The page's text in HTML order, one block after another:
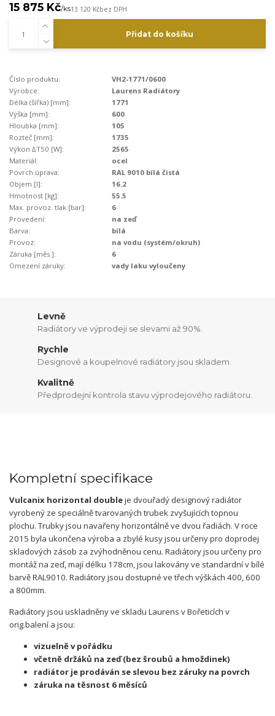
15 875 Kč/ks13 120 Kčbez DPH
Přidat do košíku
Číslo produktu:
VH2-1771/0600
Výrobce:
Laurens Radiátory
Délka (šířka) [mm]:
1771
Výška [mm]:
600
Hloubka [mm]:
105
Rozteč [mm]:
1735
Výkon ∆T50 [W]:
2565
Materiál:
ocel
Povrch.úprava:
RAL 9010 bílá čistá
Objem [l]:
16.2
Hmotnost [kg]:
55.5
Max. provoz. tlak [bar]:
6
Provedení:
na zeď
Barva:
bílá
Provoz:
na vodu (systém/okruh)
Záruka [měs.]:
6
Omezení záruky:
vady laku vyloučeny
Levně
Radiátory ve výprodeji se slevami až 90%.
Rychle
Designové a koupelnové radiátory jsou skladem.
Kvalitně
Předprodejní kontrola stavu výprodejového radiátoru.
Kompletní specifikace
Vulcanix horizontal doubleje dvouřadý designový radiátor
vyrobený ze speciálně tvarovaných trubek zvyšujících topnou
plochu. Trubky jsou navařeny horizontálně ve dvou řadiách. V roce
2015 byla ukončena výroba a zbylé kusy jsou určeny pro doprodej
skladových zásob za zvýhodněnou cenu. Radiátory jsou určeny pro
montáž na zeď, mají délku 178cm, jsou lakovány ve standardní v bílé
barvě RAL9010. Radiátory jsou dostupné ve třech výškách 400, 600
a 800mm.
Radiátory jsou uskladněny ve skladu Laurens v Bořeticích v
orig.balení a jsou:
vizuelně v pořádku
včetně držáků na zeď (bez šroubů a hmoždinek)
radiátor je prodáván se slevou bez záruky na povrch
záruka na těsnost 6 měsíců